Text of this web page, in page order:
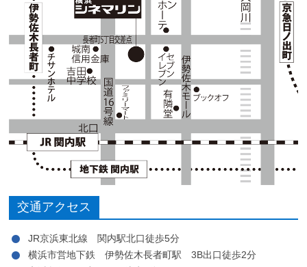
交通アクセス
JR京浜東北線 関内駅北口徒歩5分
横浜市営地下鉄 伊勢佐木長者町駅 3B出口徒歩2分